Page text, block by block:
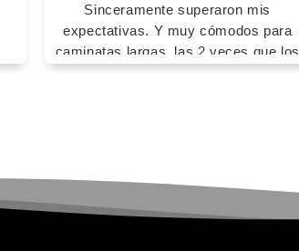
Sinceramente superaron mis
expectativas. Y muy cómodos para
caminatas largas, las 2 veces que los
he usado fue sin calcetines y no me